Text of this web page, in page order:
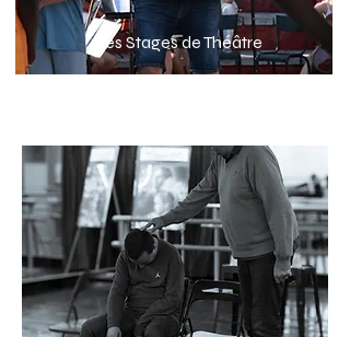
Les Stages de Théâtre